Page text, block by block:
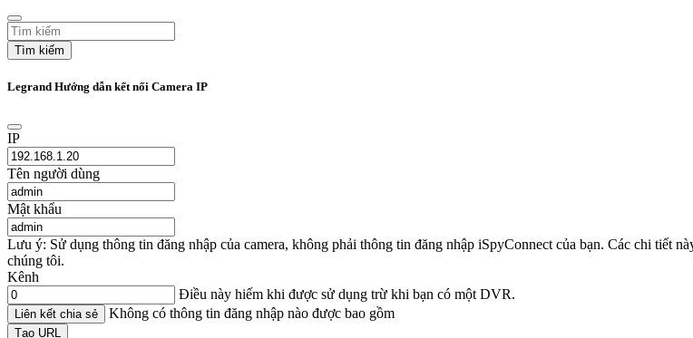
Tìm kiếm
Legrand Hướng dẫn kết nối Camera IP
IP
Tên người dùng
Mật khẩu
Lưu ý: Sử dụng thông tin đăng nhập của camera, không phải thông tin đăng nhập iSpyConnect của bạn. Các chi tiết
chúng tôi.
Kênh
Điều này hiếm khi được sử dụng trừ khi bạn có một DVR.
Liên kết chia sẻ Không có thông tin đăng nhập nào được bao gồm
Tạo URL